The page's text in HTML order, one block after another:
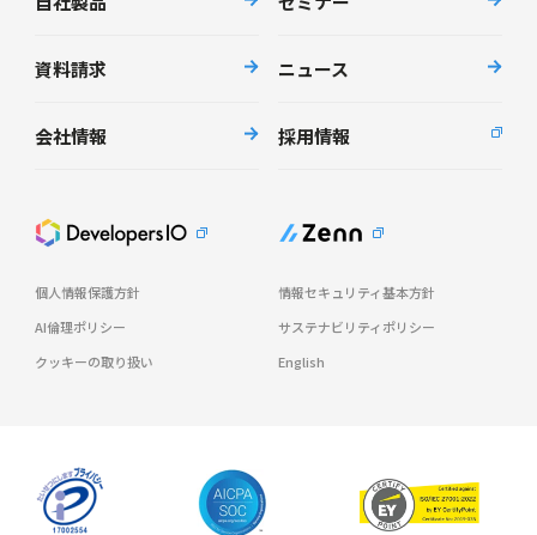
資料請求 ニュース
会社情報 採用情報
個人情報保護方針
情報セキュリティ基本方針
AI倫理ポリシー
サステナビリティポリシー
クッキーの取り扱い
English